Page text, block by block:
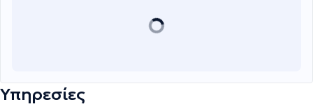
Υπηρεσίες